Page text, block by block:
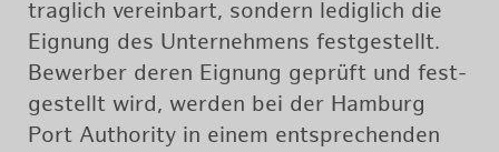
trag­lich ver­ein­bart, son­dern le­dig­lich die
Eig­nung des Un­ter­neh­mens fest­ge­stellt.
Be­wer­ber deren Eig­nung ge­prüft und fest­
ge­stellt wird, wer­den bei der Ham­burg
Port Aut­ho­ri­ty in einem ent­spre­chen­den